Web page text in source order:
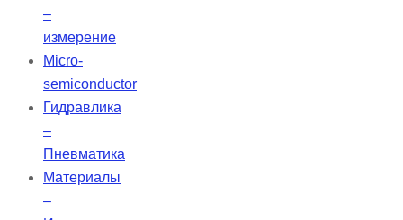
–
измерение
Micro-
semiconductor
Гидравлика
–
Пневматика
Материалы
–